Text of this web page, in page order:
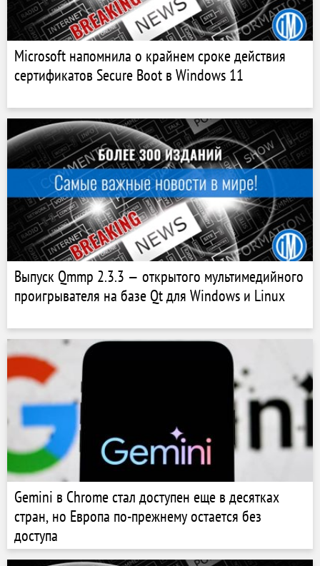
Microsoft напомнила о крайнем сроке действия
сертификатов Secure Boot в Windows 11
Выпуск Qmmp 2.3.3 — открытого мультимедийного
проигрывателя на базе Qt для Windows и Linux
Gemini в Chrome стал доступен еще в десятках
стран, но Европа по-прежнему остается без
доступа